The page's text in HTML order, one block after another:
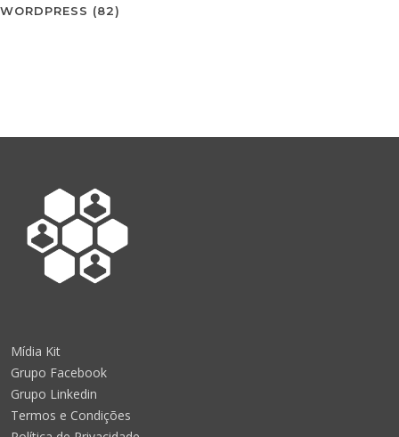
WORDPRESS (82)
Mídia Kit
Grupo Facebook
Grupo Linkedin
Termos e Condições